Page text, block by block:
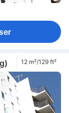
12 m²/129 ft²